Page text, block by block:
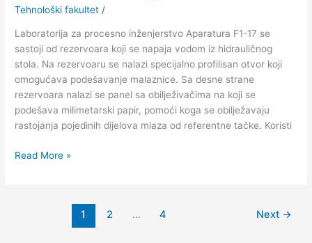
Tehnološki fakultet /
Laboratorija za procesno inženjerstvo Aparatura F1-17 se
sastoji od rezervoara koji se napaja vodom iz hidrauličnog
stola. Na rezervoaru se nalazi specijalno profilisan otvor koji
omogućava podešavanje malaznice. Sa desne strane
rezervoara nalazi se panel sa obilježivačima na koji se
podešava milimetarski papir, pomoći koga se obilježavaju
rastojanja pojedinih dijelova mlaza od referentne tačke. Koristi
Flow
17),
Armfield
Limited,
Bridge
House,
Engleska
Read More »
1 2 … 4 Next →